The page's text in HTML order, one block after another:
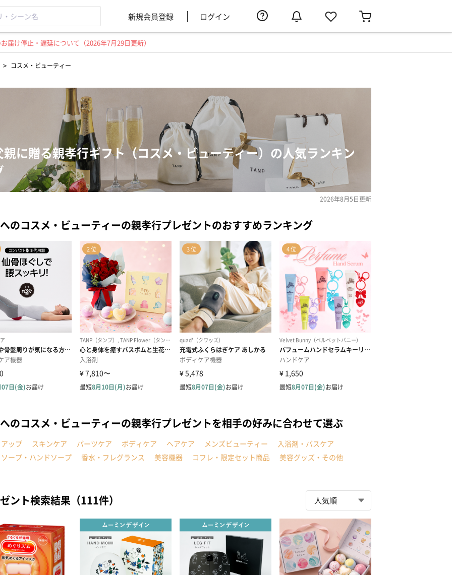
新規会員登録 ログイン
け停止・遅延について（2026年7月29日更新）
> コスメ・ビューティー
親に贈る親孝行ギフト（コスメ・ビューティー）の人気ランキン
2026年8月5日更新
のコスメ・ビューティーの親孝行プレゼントのおすすめランキング
のコスメ・ビューティーの親孝行プレゼントを相手の好みに合わせて選ぶ
ップ スキンケア パーツケア ボディケア ヘアケア メンズビューティー
入浴剤・バスケア
ープ・ハンドソープ
香水・フレグランス 美容機器 コフレ・限定セット商品 美容グッズ・その他
ント検索結果（111件）